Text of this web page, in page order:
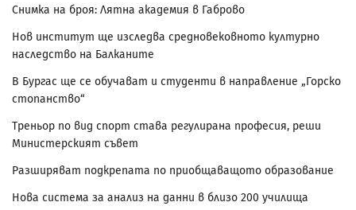
Снимка на броя: Лятна академия в Габрово
Нов институт ще изследва средновековното културно
наследство на Балканите
В Бургас ще се обучават и студенти в направление „Горско
стопанство“
Треньор по вид спорт става регулирана професия, реши
Министерският съвет
Разширяват подкрепата по приобщаващото образование
Нова система за анализ на данни в близо 200 училища